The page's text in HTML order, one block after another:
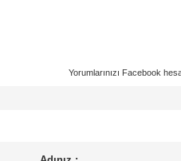
Yorumlarınızı Facebook